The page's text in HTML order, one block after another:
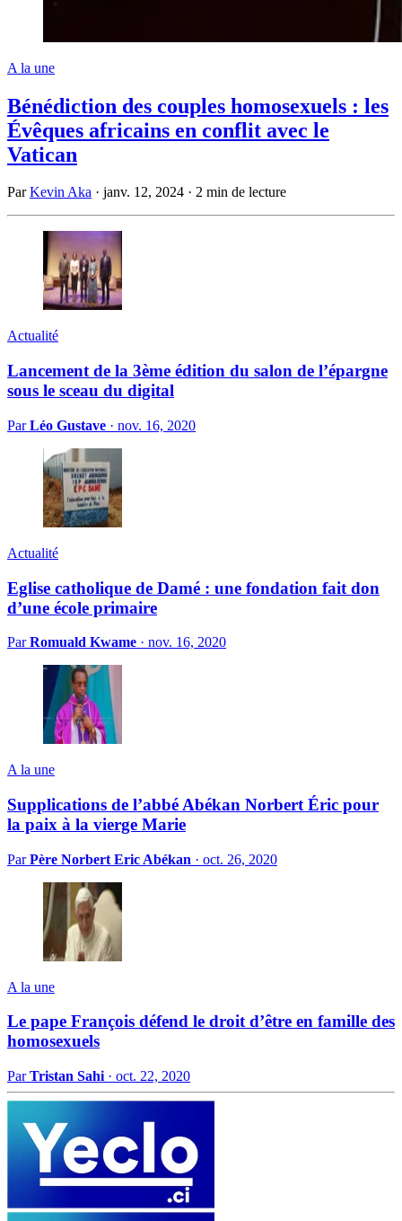
A la une
Bénédiction des couples homosexuels : les
Évêques africains en conflit avec le
Vatican
ParKevin Aka · janv. 12, 2024 · 2 min de lecture
Actualité
Lancement de la 3ème édition du salon de l’épargne
sous le sceau du digital
ParLéo Gustave · nov. 16, 2020
Actualité
Eglise catholique de Damé : une fondation fait don
d’une école primaire
ParRomuald Kwame · nov. 16, 2020
A la une
Supplications de l’abbé Abékan Norbert Éric pour
la paix à la vierge Marie
ParPère Norbert Eric Abékan · oct. 26, 2020
A la une
Le pape François défend le droit d’être en famille des
homosexuels
ParTristan Sahi · oct. 22, 2020